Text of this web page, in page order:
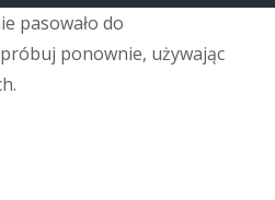
pasowało do
ponownie, używając